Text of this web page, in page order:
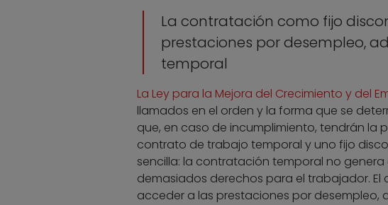
La contratación como fijo
prestaciones por desempleo,
temporal
La Ley para la Mejora del Crecimiento y del
llamados en el orden y la forma que se
que, en caso de incumplimiento, tendrán la
contrato de trabajo temporal y uno fijo
sencilla: la contratación temporal no
demasiados derechos para el trabajador.
acceder a las prestaciones por desempleo,